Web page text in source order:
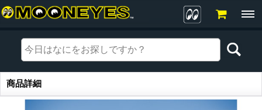
商品詳細
商品詳細